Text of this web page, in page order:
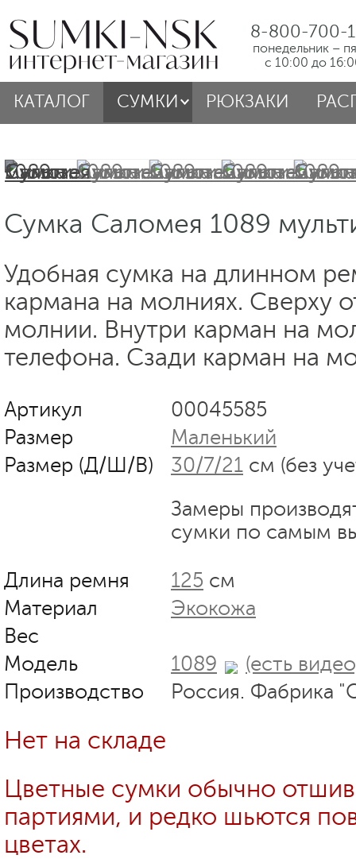
8-800-700-
понедельник –
с 10:00 до
КАТАЛОГ СУМКИ РЮКЗАКИ
Сумка Саломея 1089
Удобная сумка на длинном
кармана на молниях. Сверху
молнии. Внутри карман на
телефона. Сзади карман на
Артикул
00045585
Размер
Маленький
Размер (Д/Ш/В)
30/7/21 см (без
Замеры
сумки по самым
Длина ремня 125 см
Материал
Экокожа
Вес
Модель
1089
(есть
Производство
Россия. Фабрика
Нет на складе
Цветные сумки обычно
партиями, и редко шьются
цветах.